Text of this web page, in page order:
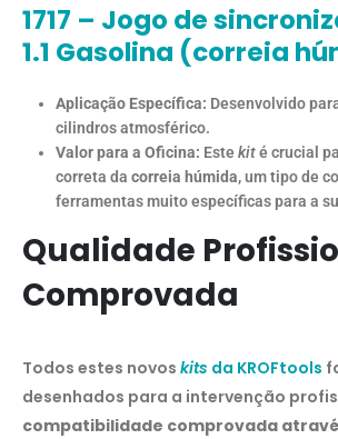
1717 – Jogo de
1.1 Gasolina (correia
Aplicação Específica: Desenvolvido
cilindros atmosférico.
Valor para a Oficina: Este kité crucial
correta da correia húmida, um tipo de
ferramentas muito específicas para a
Qualidade
Comprovada
Todos estes novos kits da KROFtools
desenhados para a intervenção
compatibilidade comprovada